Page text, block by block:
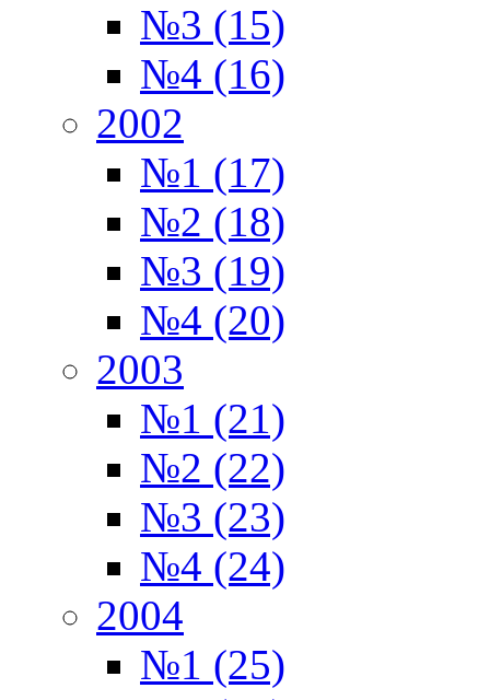
№3 (15)
№4 (16)
2002
№1 (17)
№2 (18)
№3 (19)
№4 (20)
2003
№1 (21)
№2 (22)
№3 (23)
№4 (24)
2004
№1 (25)